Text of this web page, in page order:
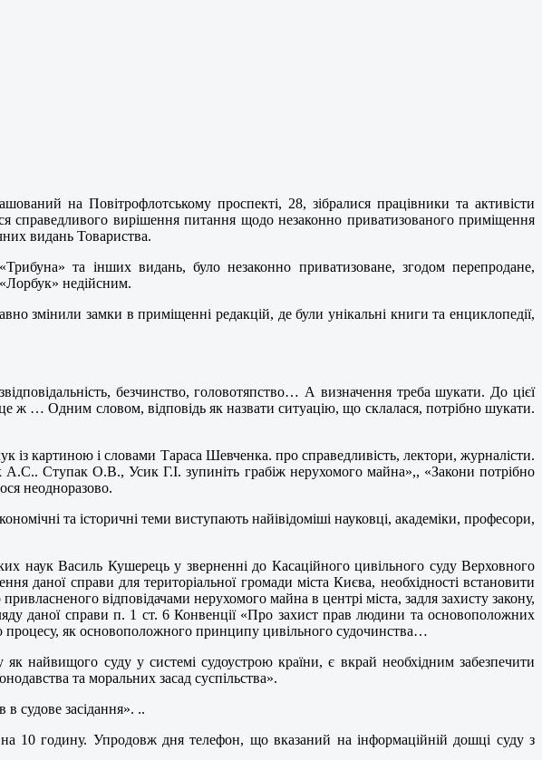
на Повітрофлотському проспекті, 28, зібралися працівники та активісти
справедливого вирішення питання щодо незаконно приватизованого приміщення
видань Товариства.
та інших видань, було незаконно приватизоване, згодом перепродане,
недійсним.
змінили замки в приміщенні редакцій, де були унікальні книги та енциклопедії,
безчинство, головотяпство… А визначення треба шукати. До цієї
ж … Одним словом, відповідь як назвати ситуацію, що склалася, потрібно шукати.
із картиною і словами Тараса Шевченка. про справедливість, лектори, журналісти.
Ступак О.В., Усик Г.І. зупиніть грабіж нерухомого майна»,, «Закони потрібно
неодноразово.
та історичні теми виступають найівідоміші науковці, академіки, професори,
наук Василь Кушерець у зверненні до Касаційного цивільного суду Верховного
даної справи для територіальної громади міста Києва, необхідності встановити
відповідачами нерухомого майна в центрі міста, задля захисту закону,
даної справи п. 1 ст. 6 Конвенції «Про захист прав людини та основоположних
процесу, як основоположного принципу цивільного судочинства…
найвищого суду у системі судоустрою країни, є вкрай необхідним забезпечити
та моральних засад суспільства».
судове засідання». ..
на 10 годину. Упродовж дня телефон, що вказаний на інформаційній дошці суду з